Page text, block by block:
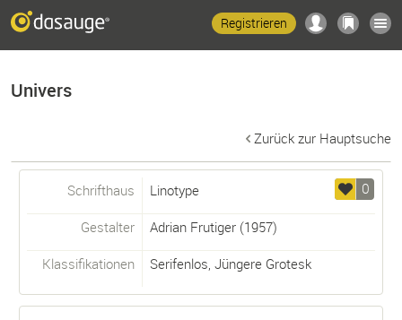
Registrieren
Univers
Zurück zur Hauptsuche
0
Schrifthaus Linotype
Gestalter Adrian Frutiger(1957)
Klassifikationen Serifenlos, Jüngere Grotesk